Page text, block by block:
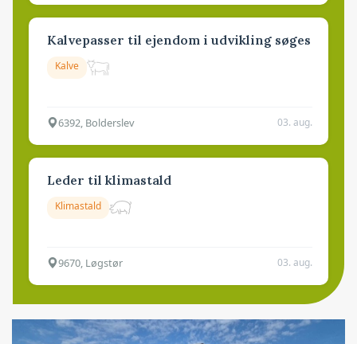
Kalvepasser til ejendom i udvikling søges
Kalve
6392, Bolderslev 03. aug.
Leder til klimastald
Klimastald
9670, Løgstør 03. aug.